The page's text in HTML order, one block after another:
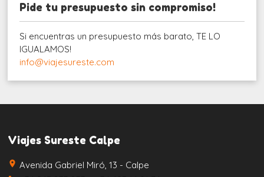
Pide tu presupuesto sin compromiso!
Si encuentras un presupuesto más barato, TE LO
IGUALAMOS!
info@viajesureste.com
Viajes Sureste Calpe
place Avenida Gabriel Miró, 13 - Calpe